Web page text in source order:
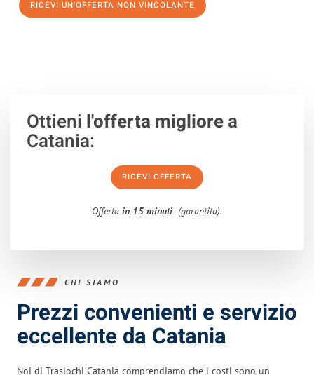
RICEVI UN'OFFERTA NON VINCOLANTE
Ottieni l'offerta migliorea
Catania:
RICEVI OFFERTA
Offerta in 15 minuti (garantita).
CHI SIAMO
Prezzi convenienti e servizio
eccellente da Catania
Noi di Traslochi Catania comprendiamo che i costi sono un